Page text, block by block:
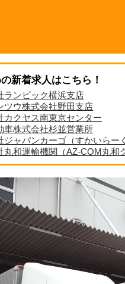
新着求人はこちら！
ランビック横浜支店
ツウ株式会社野田支店
カクヤス南東京センター
車株式会社杉並営業所
ジャパンカーゴ（すかいらー
丸和運輸機関（AZ-COM丸和